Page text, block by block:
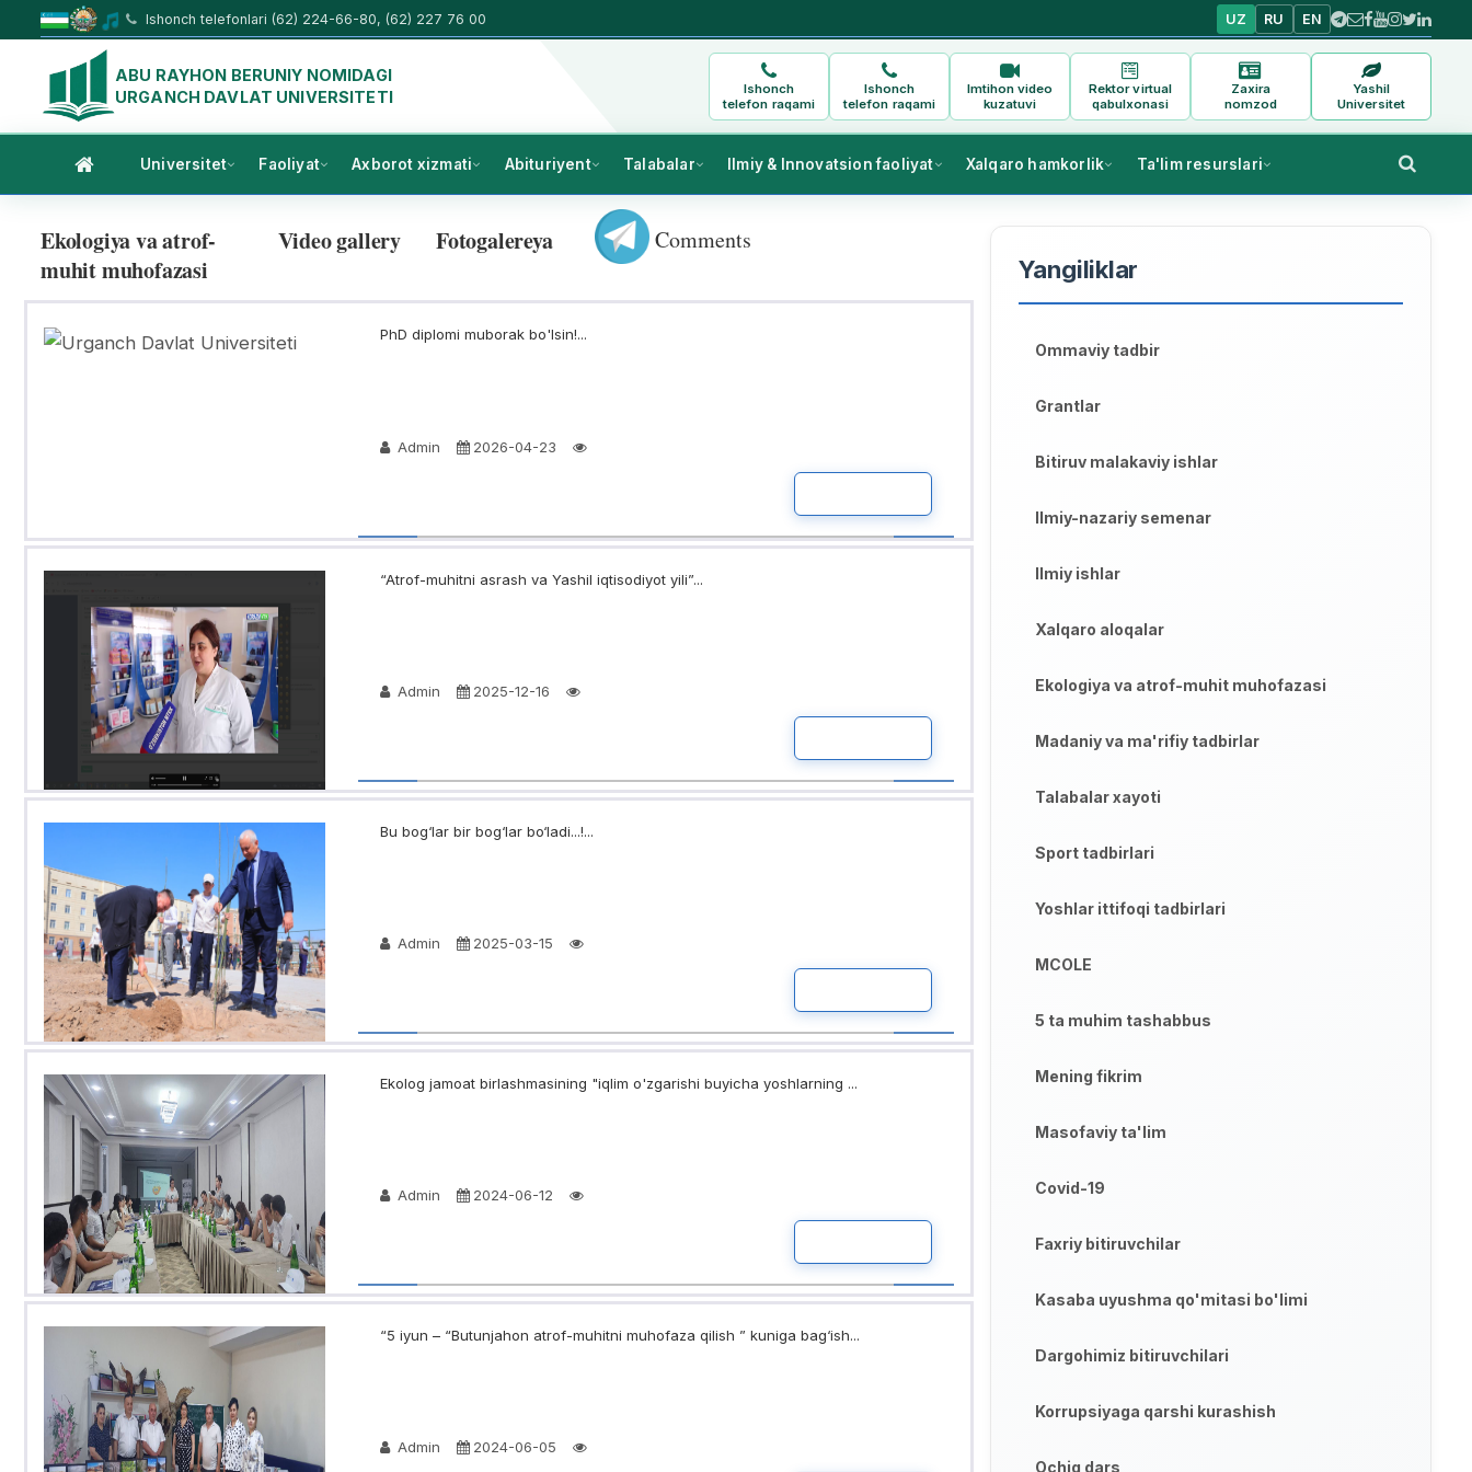
Ishonch telefonlari (62) 224-66-80, (62) 227 76 00 UZ RU EN
ABU RAYHON BERUNIY NOMIDAGI
URGANCH DAVLAT UNIVERSITETI
Ishonch
telefon raqami
Ishonch
telefon raqami
Imtihon video
kuzatuvi
Rektor virtual
qabulxonasi
Zaxira
nomzod
Yashil
Universitet
Universitet Faoliyat Axborot xizmati Abituriyent Talabalar Ilmiy & Innovatsion faoliyat Xalqaro hamkorlik Ta'lim resurslari
Ekologiya va atrof-
muhit muhofazasi
Video gallery Fotogalereya Comments
PhD diplomi muborak bo'lsin!...
Admin 2026-04-23
“Atrof-muhitni asrash va Yashil iqtisodiyot yili”...
Admin 2025-12-16
Bu bog‘lar bir bog‘lar bo‘ladi...!...
Admin 2025-03-15
Ekolog jamoat birlashmasining "iqlim o'zgarishi buyicha yoshlarning ...
Admin 2024-06-12
“5 iyun – “Butunjahon atrof-muhitni muhofaza qilish ” kuniga bag‘ish...
Admin 2024-06-05
Yangiliklar
Ommaviy tadbir
Grantlar
Bitiruv malakaviy ishlar
Ilmiy-nazariy semenar
Ilmiy ishlar
Xalqaro aloqalar
Ekologiya va atrof-muhit muhofazasi
Madaniy va ma'rifiy tadbirlar
Talabalar xayoti
Sport tadbirlari
Yoshlar ittifoqi tadbirlari
MCOLE
5 ta muhim tashabbus
Mening fikrim
Masofaviy ta'lim
Covid-19
Faxriy bitiruvchilar
Kasaba uyushma qo'mitasi bo'limi
Dargohimiz bitiruvchilari
Korrupsiyaga qarshi kurashish
Ochiq dars